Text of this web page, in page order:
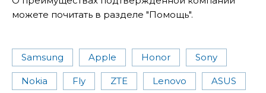
можете почитать в разделе "Помощь".
Samsung Apple Honor Sony
Nokia Fly ZTE Lenovo ASUS